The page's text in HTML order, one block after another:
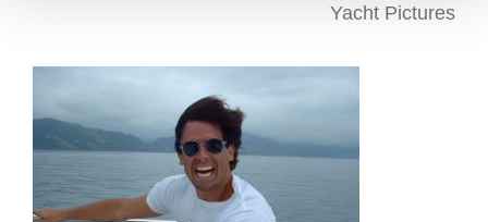
Yacht Pictures